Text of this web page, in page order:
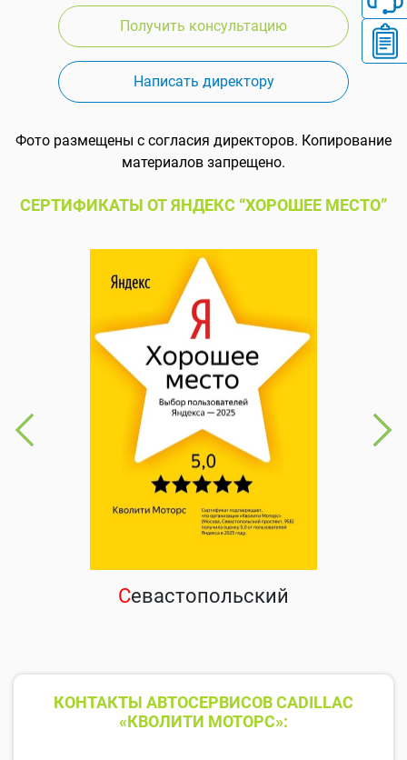
Получить консультацию
Написать директору
Фото размещены с согласия директоров. Копирование
материалов запрещено.
СЕРТИФИКАТЫ ОТ ЯНДЕКС “ХОРОШЕЕ МЕСТО”
Севастопольский
КОНТАКТЫ АВТОСЕРВИСОВ CADILLAC
«КВОЛИТИ МОТОРС»: